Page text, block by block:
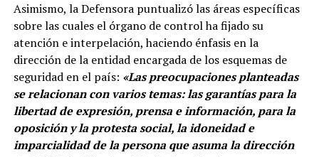
Asimismo, la Defensora puntualizó las áreas específicas
sobre las cuales el órgano de control ha fijado su
atención e interpelación, haciendo énfasis en la
dirección de la entidad encargada de los esquemas de
seguridad en el país: «Las preocupaciones planteadas
se relacionan con varios temas: las garantías para la
libertad de expresión, prensa e información, para la
oposición y la protesta social, la idoneidad e
imparcialidad de la persona que asuma la dirección